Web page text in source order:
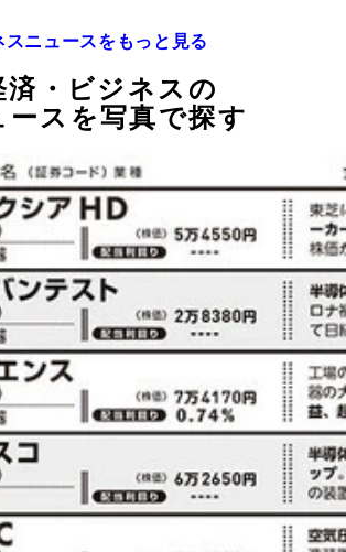
スニュースをもっと見る
済・ビジネスの
ースを写真で探す